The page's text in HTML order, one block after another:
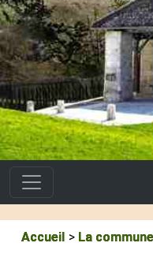
Accueil La commune